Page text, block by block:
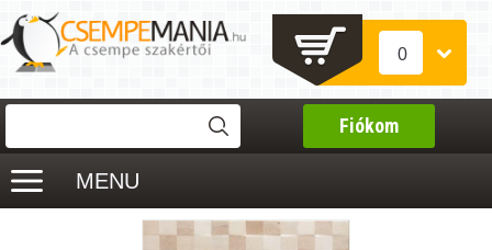
0
Fiókom
MENU